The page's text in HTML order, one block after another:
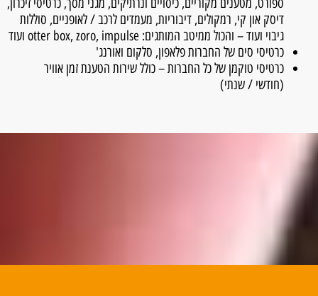
דיסק און קי, רמקולים, דיבוריות, מעמדים לרכב / לאופניים, סוללות
גיבוי ועוד – והכול ממיטב המותגים: otter box, zoro, impulse ועוד
כרטיסי סים של החברות פלאפון, סלקום ואורנג'
כרטיסי טוקמן של כל החברות – כולל שירות הטענת זמן אוויר
(חודשי / שנתי)